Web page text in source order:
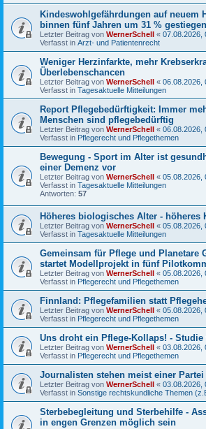
Kindeswohlgefährdungen auf neuem
binnen fünf Jahren um 31 % gestiegen
Letzter Beitrag von WernerSchell « 07.08.2026,
Verfasst in Arzt- und Patientenrecht
Weniger Herzinfarkte, mehr
Überlebenschancen
Letzter Beitrag von WernerSchell « 06.08.2026,
Verfasst in Tagesaktuelle Mitteilungen
Report Pflegebedürftigkeit: Immer
Menschen sind pflegebedürftig
Letzter Beitrag von WernerSchell « 06.08.2026,
Verfasst in Pflegerecht und Pflegethemen
Bewegung - Sport im Alter ist
einer Demenz vor
Letzter Beitrag von WernerSchell « 05.08.2026,
Verfasst in Tagesaktuelle Mitteilungen
Antworten: 57
Höheres biologisches Alter - höheres
Letzter Beitrag von WernerSchell « 05.08.2026,
Verfasst in Tagesaktuelle Mitteilungen
Gemeinsam für Pflege und Planetare
startet Modellprojekt in fünf
Letzter Beitrag von WernerSchell « 05.08.2026,
Verfasst in Pflegerecht und Pflegethemen
Finnland: Pflegefamilien statt
Letzter Beitrag von WernerSchell « 05.08.2026,
Verfasst in Pflegerecht und Pflegethemen
Uns droht ein Pflege-Kollaps! -
Letzter Beitrag von WernerSchell « 03.08.2026,
Verfasst in Pflegerecht und Pflegethemen
Journalisten stehen meist einer Partei
Letzter Beitrag von WernerSchell « 03.08.2026,
Verfasst in Sonstige rechtskundliche Themen
Sterbebegleitung und Sterbehilfe -
in engen Grenzen möglich sein